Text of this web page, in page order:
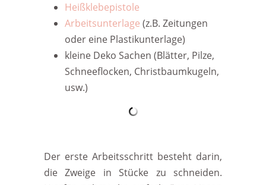
Heißklebepistole
Arbeitsunterlage (z.B. Zeitungen
oder eine Plastikunterlage)
kleine Deko Sachen (Blätter, Pilze,
Schneeflocken, Christbaumkugeln,
usw.)
Der erste Arbeitsschritt besteht darin,
die Zweige in Stücke zu schneiden.